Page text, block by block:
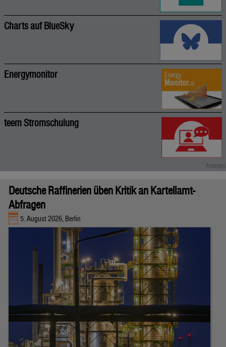
Charts auf BlueSky
Energymonitor
teem Stromschulung
Deutsche Raffinerien üben Kritik an Kartellamt-
Abfragen
5. August 2026, Berlin